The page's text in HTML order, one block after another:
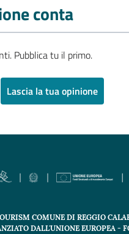
conta
Pubblica tu il primo.
Lascia la tua opinione
COMUNE DI REGGIO
DALL'UNIONE EUROPEA -